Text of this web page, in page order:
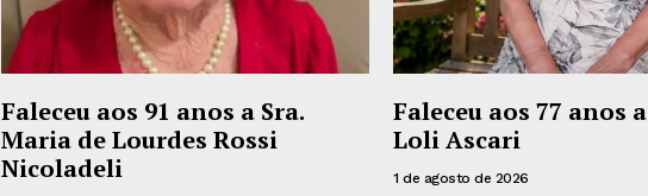
Faleceu aos 91 anos a Sra.
Maria de Lourdes Rossi
Nicoladeli
Faleceu aos 77 anos
Loli Ascari
1 de agosto de 2026